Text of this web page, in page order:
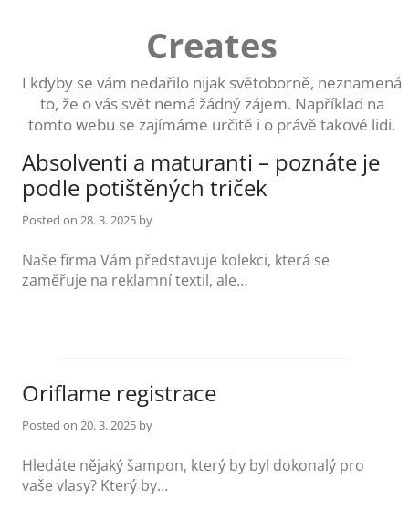
Creates
I kdyby se vám nedařilo nijak světoborně, neznamená
to, že o vás svět nemá žádný zájem. Například na
tomto webu se zajímáme určitě i o právě takové lidi.
Absolventi a maturanti – poznáte je
podle potištěných triček
Posted on 28. 3. 2025 by
Naše firma Vám představuje kolekci, která se
zaměřuje na reklamní textil, ale…
Oriflame registrace
Posted on 20. 3. 2025 by
Hledáte nějaký šampon, který by byl dokonalý pro
vaše vlasy? Který by…